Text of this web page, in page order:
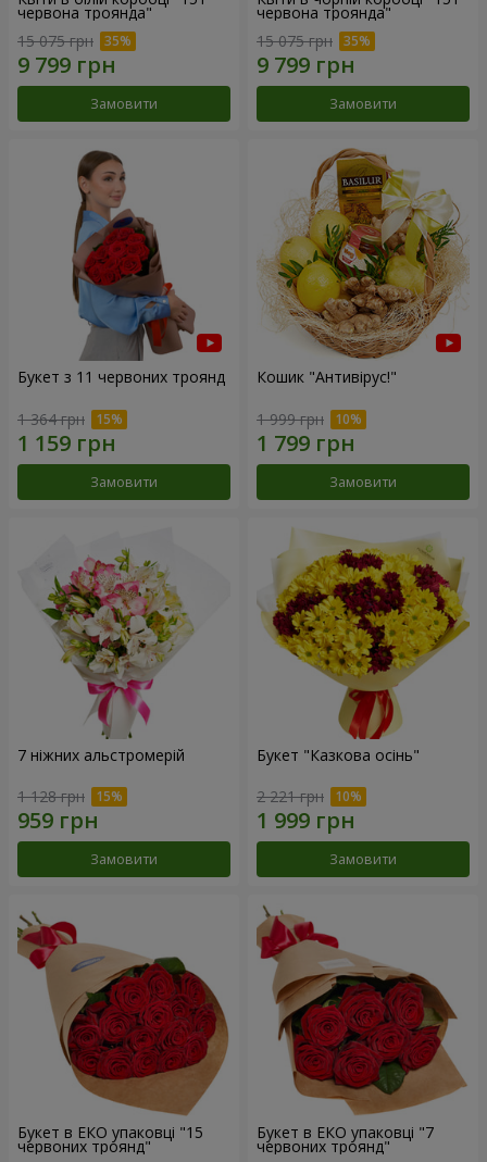
червона троянда"
15 075 грн
Замовити
червона троянда"
15 075 грн
Замовити
Букет з 11 червоних троянд
1 364 грн
Замовити
Кошик "Антивірус!"
1 999 грн
Замовити
7 ніжних альстромерій
1 128 грн
Замовити
Букет "Казкова осінь"
2 221 грн
Замовити
Букет в ЕКО упаковці "15
червоних троянд"
Букет в ЕКО упаковці "7
червоних троянд"